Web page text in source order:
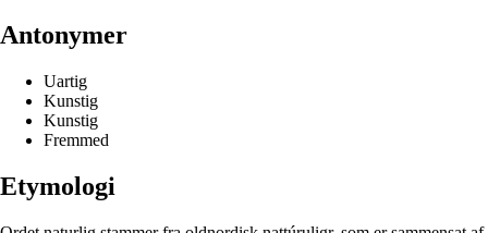
Antonymer
Uartig
Kunstig
Kunstig
Fremmed
Etymologi